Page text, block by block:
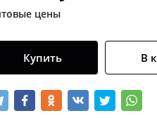
цены
Купить В